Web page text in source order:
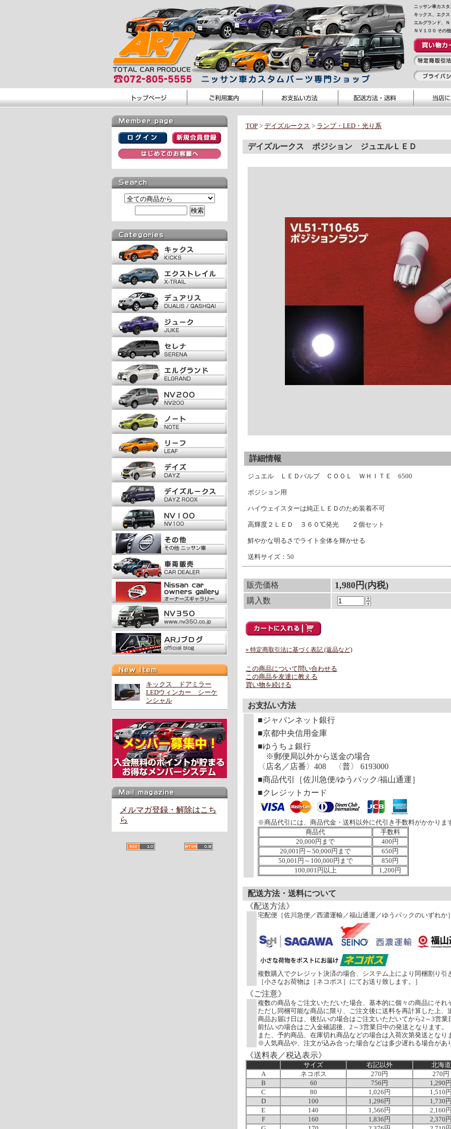
ニッサン車カス
キックス、エク
エルグランド、
ＮＶ１００ その
キックス ドアミラー
LEDウィンカー シーケ
ンシャル
メルマガ登録・解除はこち
ら
TOP > デイズルークス > ランプ・LED・光り系
デイズルークス ポジション ジュエルＬＥＤ
詳細情報
ジュエル ＬＥＤバルブ ＣＯＯＬ ＷＨＩＴＥ 6500
ポジション用
ハイウェイスターは純正ＬＥＤのため装着不可
高輝度２ＬＥＤ ３６０℃発光 ２個セット
鮮やかな明るさでライト全体を輝かせる
送料サイズ：50
販売価格 1,980円(内税)
購入数
» 特定商取引法に基づく表記 (返品など)
この商品について問い合わせる
この商品を友達に教える
買い物を続ける
お支払い方法
■ジャパンネット銀行
■京都中央信用金庫
■ゆうちょ銀行
※郵便局以外から送金の場合
〈店名／店番〉408 〈普〉 6193000
■商品代引［佐川急便/ゆうパック/福山通運］
■クレジットカード
※商品代引には、商品代金・送料以外に代引き手数料がかかりま
商品代
手数料
20,000円まで
400円
20,001円～50,000円まで
650円
50,001円～100,000円まで
850円
100,001円以上
1,200円
配送方法・送料について
《配送方法》
宅配便［佐川急便／西濃運輸／福山通運／ゆうパックのいずれか
複数購入でクレジット決済の場合、システム上により同梱割り
［小さなお荷物は［ネコポス］にてお送り致します。］
《ご注意》
複数の商品をご注文いただいた場合、基本的に個々の商品にそれ
ただし同梱可能な商品に限り、ご注文後に送料を再計算した上、
商品お届け日は、後払いの場合はご注文いただいてから2～3営業
前払いの場合はご入金確認後、2～3営業日中の発送となります。
また、予約商品、在庫切れ商品などの場合は入荷次第発送となり
※人気商品や、注文が込み合った場合などは多少遅れる場合があ
《送料表／税込表示》
サイズ 右記以外
北海道
A
ネコポス 270円
270円
B
60 756円
1,290
C
80 1,026円
1,510
D
100 1,296円
1,730
E
140 1,566円
2,160
F
160 1,836円
2,370